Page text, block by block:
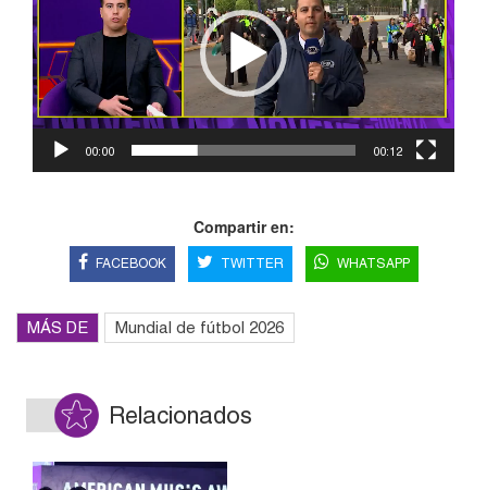
00:00 00:12
Compartir en:
FACEBOOK TWITTER WHATSAPP
MÁS DE Mundial de fútbol 2026
Relacionados